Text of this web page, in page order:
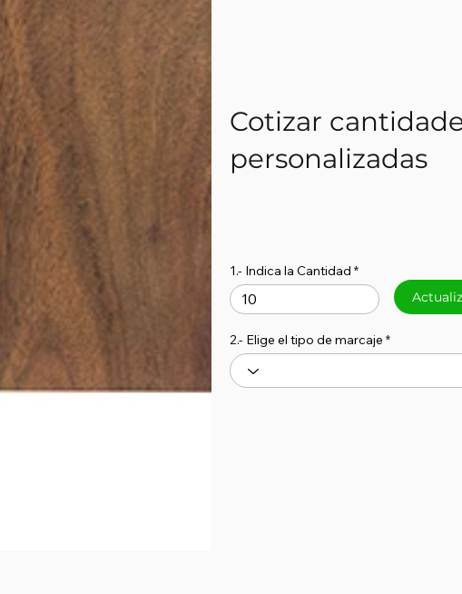
Cotizar
personalizadas
1.- Indica la Cantidad
2.- Elige el tipo de marcaje